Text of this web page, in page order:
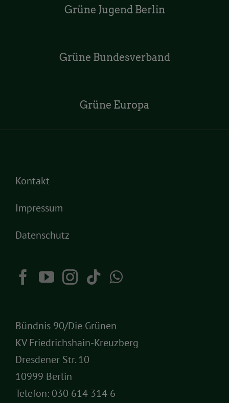
Grüne Jugend Berlin
Grüne Bundesverband
Grüne Europa
Kontakt
Impressum
Datenschutz
Bündnis 90/Die Grünen
KV Friedrichshain-Kreuzberg
Dresdener Str. 10
10999 Berlin
Telefon: 030 614 314 6